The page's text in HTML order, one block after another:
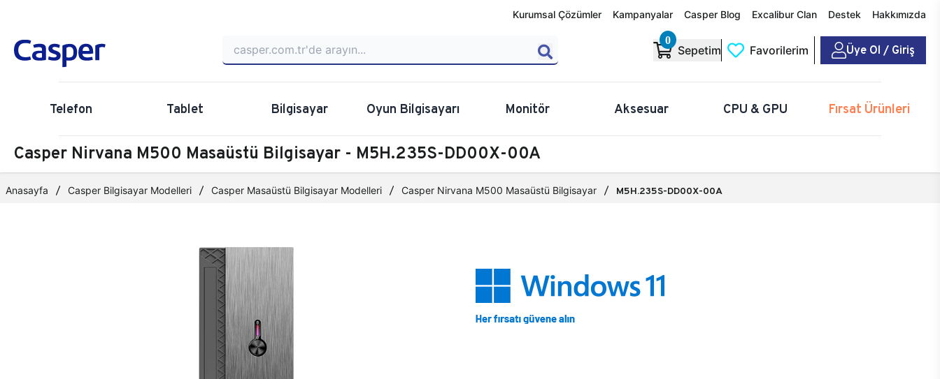
Kurumsal Çözümler Kampanyalar Casper Blog Excalibur Clan Destek Hakkımızda
0
Sepetim Favorilerim Üye Ol / Giriş
Telefon Tablet Bilgisayar Oyun Bilgisayarı Monitör Aksesuar CPU & GPU Fırsat Ürünleri
Casper Nirvana M500 Masaüstü Bilgisayar - M5H.235S-DD00X-00A
Anasayfa Casper Bilgisayar Modelleri Casper Masaüstü Bilgisayar Modelleri Casper Nirvana M500 Masaüstü Bilgisayar M5H.235S-DD00X-00A